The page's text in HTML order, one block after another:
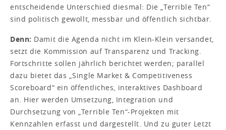
entscheidende Unterschied diesmal: Die „Terrible Ten“
sind politisch gewollt, messbar und öffentlich sichtbar.
Denn: Damit die Agenda nicht im Klein-Klein versandet,
setzt die Kommission auf Transparenz und Tracking.
Fortschritte sollen jährlich berichtet werden; parallel
dazu bietet das „Single Market & Competitiveness
Scoreboard“ ein öffentliches, interaktives Dashboard
an. Hier werden Umsetzung, Integration und
Durchsetzung von „Terrible Ten“-Projekten mit
Kennzahlen erfasst und dargestellt. Und zu guter Letzt